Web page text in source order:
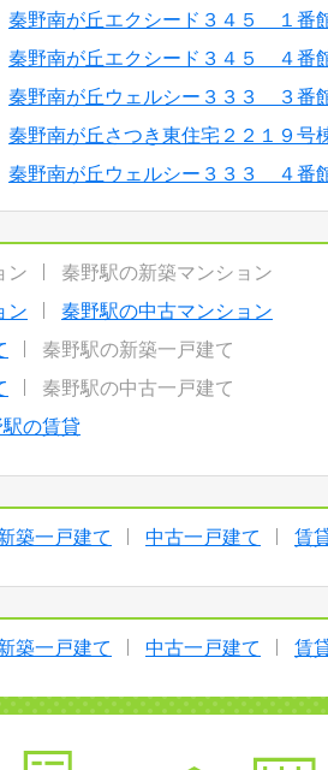
秦野南が丘エクシード３４５ １番
秦野南が丘エクシード３４５ ４番
秦野南が丘ウェルシー３３３ ３番
秦野南が丘さつき東住宅２２１９号
秦野南が丘ウェルシー３３３ ４番
ン
秦野駅の新築マンション
ン
秦野駅の中古マンション
秦野駅の新築一戸建て
秦野駅の中古一戸建て
の賃貸
築一戸建て 中古一戸建て 賃
築一戸建て 中古一戸建て 賃